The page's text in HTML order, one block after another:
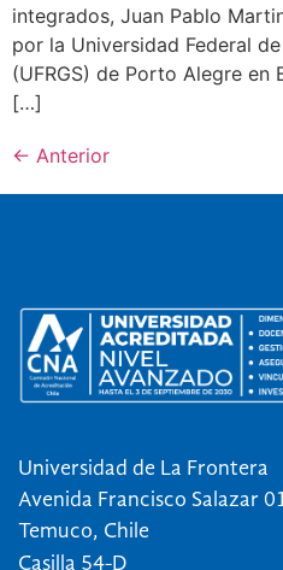
integrados, Juan Pablo
por la Universidad Federal
(UFRGS) de Porto Alegre en
[…]
← Anterior
Universidad de La Frontera
Avenida Francisco Salazar
Temuco, Chile
Casilla 54-D